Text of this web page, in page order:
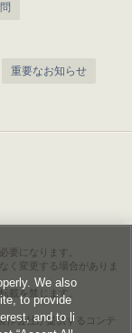
重要なお知らせ
要になります。
く変更する場合がありま
載を禁じます。
作会社が提供するコンテ
We also
to provide
and to li